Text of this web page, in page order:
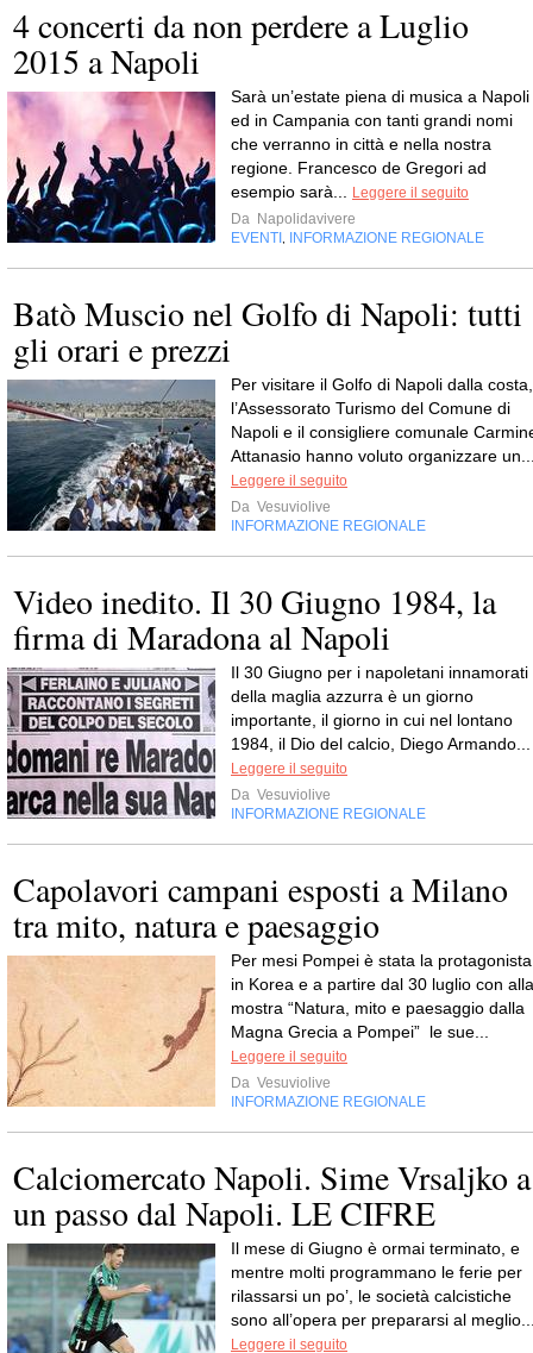
4 concerti da non perdere a Luglio
2015 a Napoli
Sarà un’estate piena di musica a Napoli
ed in Campania con tanti grandi nomi
che verranno in città e nella nostra
regione. Francesco de Gregori ad
esempio sarà...
Leggere il seguito
Da Napolidavivere
EVENTI
INFORMAZIONE REGIONALE
Batò Muscio nel Golfo di Napoli: tutti
gli orari e prezzi
Per visitare il Golfo di Napoli dalla costa,
l’Assessorato Turismo del Comune di
Napoli e il consigliere comunale
Attanasio hanno voluto organizzare
Leggere il seguito
Da Vesuviolive
INFORMAZIONE REGIONALE
Video inedito. Il 30 Giugno 1984, la
firma di Maradona al Napoli
Il 30 Giugno per i napoletani innamorati
della maglia azzurra è un giorno
importante, il giorno in cui nel lontano
1984, il Dio del calcio, Diego Armando...
Leggere il seguito
Da Vesuviolive
INFORMAZIONE REGIONALE
Capolavori campani esposti a Milano
tra mito, natura e paesaggio
Per mesi Pompei è stata la protagonista
in Korea e a partire dal 30 luglio con alla
mostra “Natura, mito e paesaggio dalla
Magna Grecia a Pompei” le sue...
Leggere il seguito
Da Vesuviolive
INFORMAZIONE REGIONALE
Calciomercato Napoli. Sime Vrsaljko a
un passo dal Napoli. LE CIFRE
Il mese di Giugno è ormai terminato, e
mentre molti programmano le ferie per
rilassarsi un po’, le società calcistiche
sono all’opera per prepararsi al
Leggere il seguito